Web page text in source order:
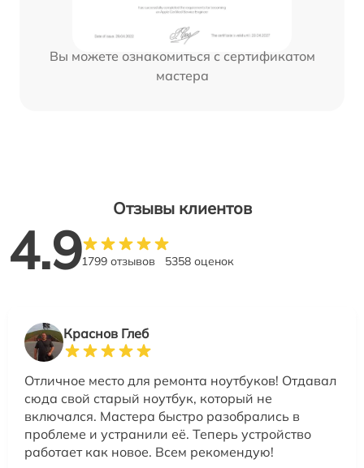
Вы можете ознакомиться с сертификатом
мастера
Отзывы клиентов
4.91799 отзывов 5358 оценок
Краснов Глеб
Отличное место для ремонта ноутбуков! Отдавал
сюда свой старый ноутбук, который не
включался. Мастера быстро разобрались в
проблеме и устранили её. Теперь устройство
работает как новое. Всем рекомендую!